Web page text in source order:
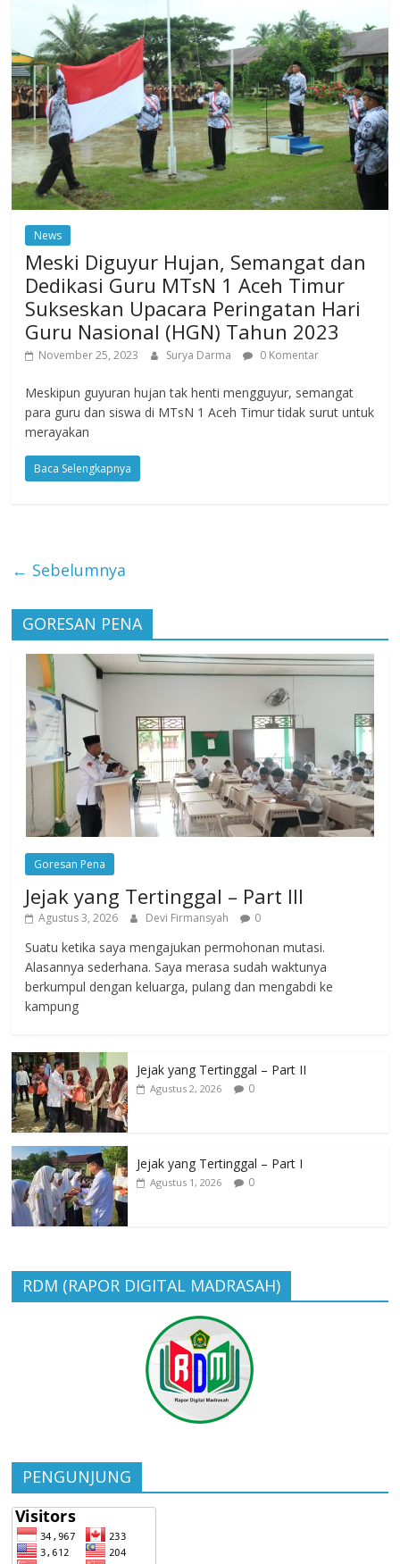
News
Meski Diguyur Hujan, Semangat dan
Dedikasi Guru MTsN 1 Aceh Timur
Sukseskan Upacara Peringatan Hari
Guru Nasional (HGN) Tahun 2023
November 25, 2023 Surya Darma 0 Komentar
Meskipun guyuran hujan tak henti mengguyur, semangat
para guru dan siswa di MTsN 1 Aceh Timur tidak surut untuk
merayakan
Baca Selengkapnya
← Sebelumnya
GORESAN PENA
Goresan Pena
Jejak yang Tertinggal – Part III
Agustus 3, 2026 Devi Firmansyah 0
Suatu ketika saya mengajukan permohonan mutasi.
Alasannya sederhana. Saya merasa sudah waktunya
berkumpul dengan keluarga, pulang dan mengabdi ke
kampung
Jejak yang Tertinggal – Part II
Agustus 2, 2026 0
Jejak yang Tertinggal – Part I
Agustus 1, 2026 0
RDM (RAPOR DIGITAL MADRASAH)
PENGUNJUNG